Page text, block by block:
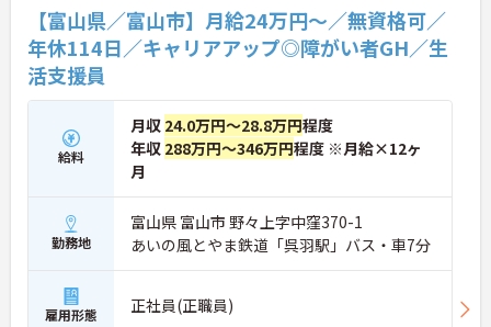
★おすすめPOINT★
・生活支援員からスタートし、サービス管理責任者
やエリアマネージャーへと続く明確なステップアッ
プの道筋が用意されています。急成長中の企業であ
るためポストも豊富にあり、専門性を高めながらマ
ネジメント職への挑戦も視野に入れていただけま
す。
・年間休日114日、残業月平均10時間程度という就
業環境に加え、産前産後休暇や育児休暇制度がしっ
かりと整備されています。オンとオフの切り替えを
明確にし、心身ともに充実した状態で長くご活躍い
ただけます。
・グループホーム一棟あたりの入居者様20名定員を
常時2～4名のスタッフで支援、国基準を上回る人員
配置や夜間複数名体制が敷かれているため、業務に
追われることなくご利用者様のペースに合わせたサ
【富山県／富山市】月給24万円～／無資格可／
年休114日／キャリアアップ◎障がい者GH／生
活支援員
給料
月収 24.0万円～28.8万円程度
年収 288万円～346万円程度 ※月給×12ヶ
月
勤務地
富山県 富山市 野々上字中窪370-1
あいの風とやま鉄道「呉羽駅」バス・車7分
雇用形態 正社員(正職員)